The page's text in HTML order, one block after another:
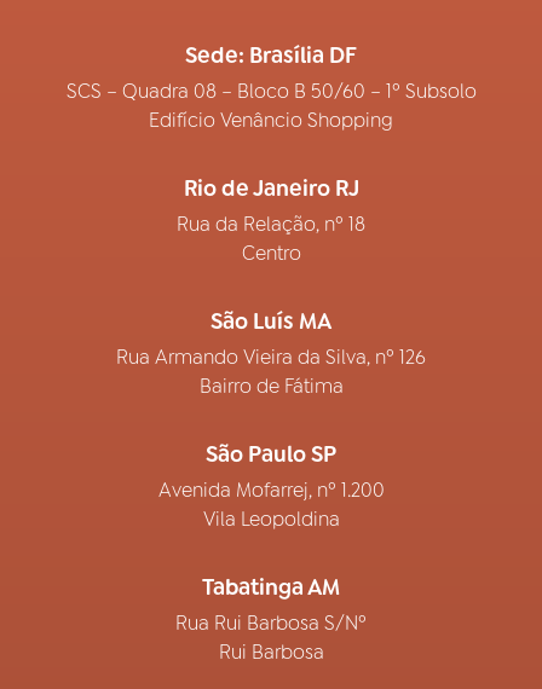
Sede: Brasília DF
SCS – Quadra 08 – Bloco B 50/60 – 1º Subsolo
Edifício Venâncio Shopping
Rio de Janeiro RJ
Rua da Relação, nº 18
Centro
São Luís MA
Rua Armando Vieira da Silva, nº 126
Bairro de Fátima
São Paulo SP
Avenida Mofarrej, nº 1.200
Vila Leopoldina
Tabatinga AM
Rua Rui Barbosa S/Nº
Rui Barbosa